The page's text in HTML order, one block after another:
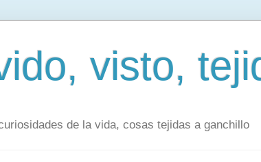
visto,
de la vida, cosas tejidas a ganchillo